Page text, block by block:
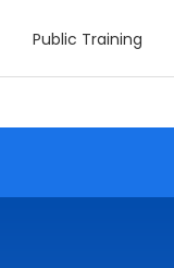
Public Training